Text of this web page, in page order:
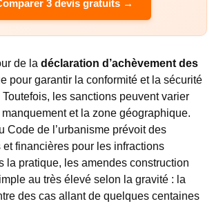
3 devis gratuits →
de la déclaration d’achèvement des
pour garantir la conformité et la sécurité
les sanctions peuvent varier
et la zone géographique.
Code de l’urbanisme prévoit des
financières pour les infractions
la pratique, les amendes construction
au très élevé selon la gravité : la
des cas allant de quelques centaines